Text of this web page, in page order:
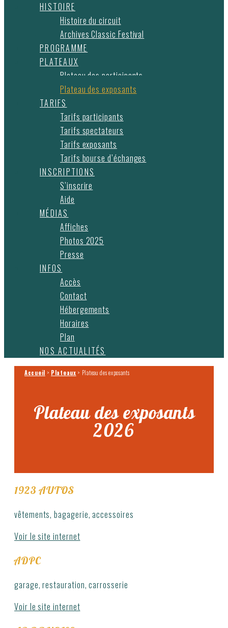
HISTOIRE
Histoire du circuit
Archives Classic Festival
PROGRAMME
PLATEAUX
Plateau des participants
Plateau des exposants
TARIFS
Tarifs participants
Tarifs spectateurs
Tarifs exposants
Tarifs bourse d’échanges
INSCRIPTIONS
S’inscrire
Aide
MÉDIAS
Affiches
Photos 2025
Presse
INFOS
Accès
Contact
Hébergements
Horaires
Plan
NOS ACTUALITÉS
Accueil > Plateaux > Plateau des exposants
Plateau des exposants
2026
1923 AUTOS
vêtements, bagagerie, accessoires
Voir le site internet
ADPC
garage, restauration, carrosserie
Voir le site internet